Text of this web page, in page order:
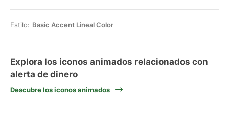
Estilo: Basic Accent Lineal Color
Explora los iconos animados relacionados con
alerta de dinero
Descubre los iconos animados